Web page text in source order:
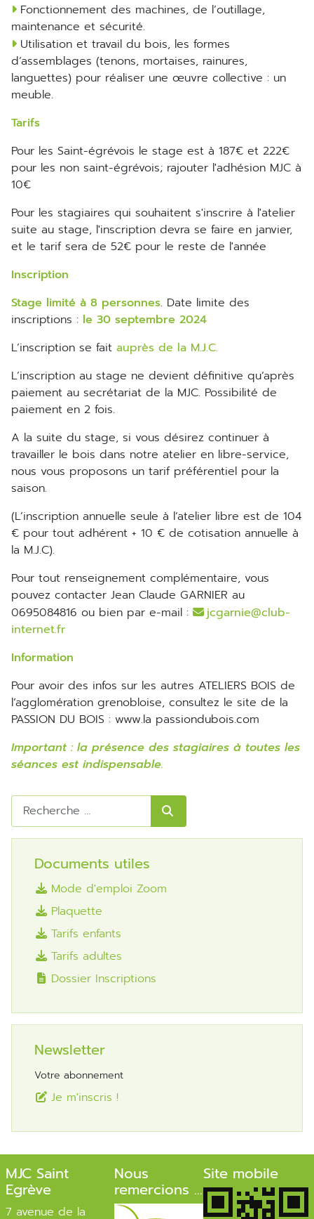
Fonctionnement des machines, de l’outillage,
maintenance et sécurité.
Utilisation et travail du bois, les formes
d’assemblages (tenons, mortaises, rainures,
languettes) pour réaliser une œuvre collective : un
meuble.
Tarifs
Pour les Saint-égrévois le stage est à 187€ et 222€
pour les non saint-égrévois; rajouter l'adhésion MJC à
10€
Pour les stagiaires qui souhaitent s'inscrire à l'atelier
suite au stage, l'inscription devra se faire en janvier,
et le tarif sera de 52€ pour le reste de l'année
Inscription
Stage limité à 8 personnes. Date limite des
inscriptions : le 30 septembre 2024
L’inscription se fait auprès de la M.J.C.
L’inscription au stage ne devient définitive qu’après
paiement au secrétariat de la MJC. Possibilité de
paiement en 2 fois.
A la suite du stage, si vous désirez continuer à
travailler le bois dans notre atelier en libre-service,
nous vous proposons un tarif préférentiel pour la
saison.
(L’inscription annuelle seule à l’atelier libre est de 104
€ pour tout adhérent + 10 € de cotisation annuelle à
la M.J.C).
Pour tout renseignement complémentaire, vous
pouvez contacter Jean Claude GARNIER au
0695084816 ou bien par e-mail :
jcgarnie@club-
internet.fr
Information
Pour avoir des infos sur les autres ATELIERS BOIS de
l’agglomération grenobloise, consultez le site de la
PASSION DU BOIS : www.la passiondubois.com
Important : la présence des stagiaires à toutes les
séances est indispensable.
Rechercher
Documents utiles
Mode d'emploi Zoom
Plaquette
Tarifs enfants
Tarifs adultes
Dossier Inscriptions
Newsletter
Votre abonnement
Je m'inscris !
MJC Saint
Egrève
7 avenue de la
Nous
remercions ...
Site mobile